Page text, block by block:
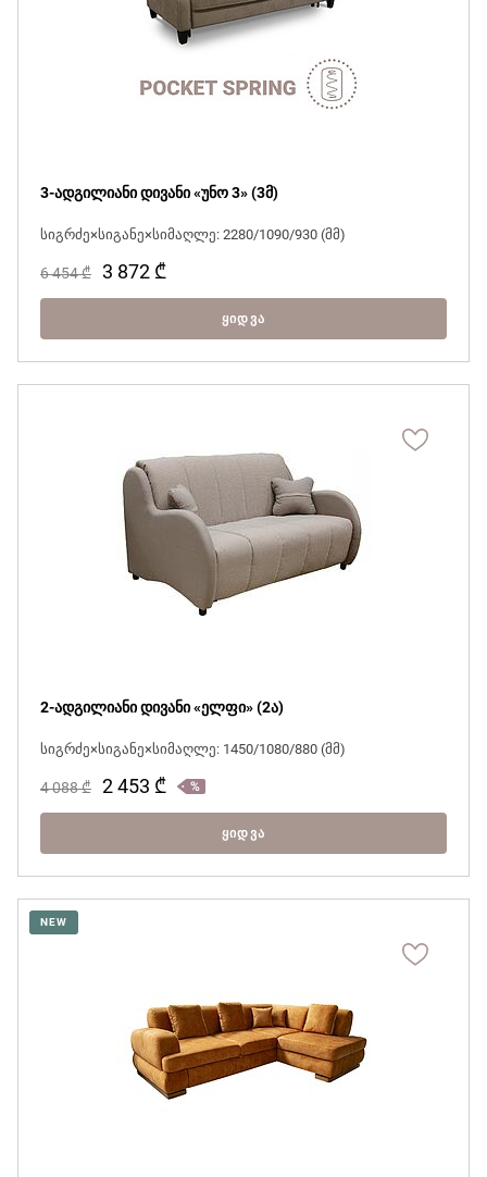
3-ადგილიანი დივანი «უნო 3» (3მ)
სიგრძე×სიგანე×სიმაღლე: 2280/1090/930 (მმ)
6 454₾ 3 872 ₾
ᲧᲘᲓᲕᲐ
2-ადგილიანი დივანი «ელფი» (2ა)
სიგრძე×სიგანე×სიმაღლე: 1450/1080/880 (მმ)
4 088₾ 2 453 ₾
ᲧᲘᲓᲕᲐ
NEW